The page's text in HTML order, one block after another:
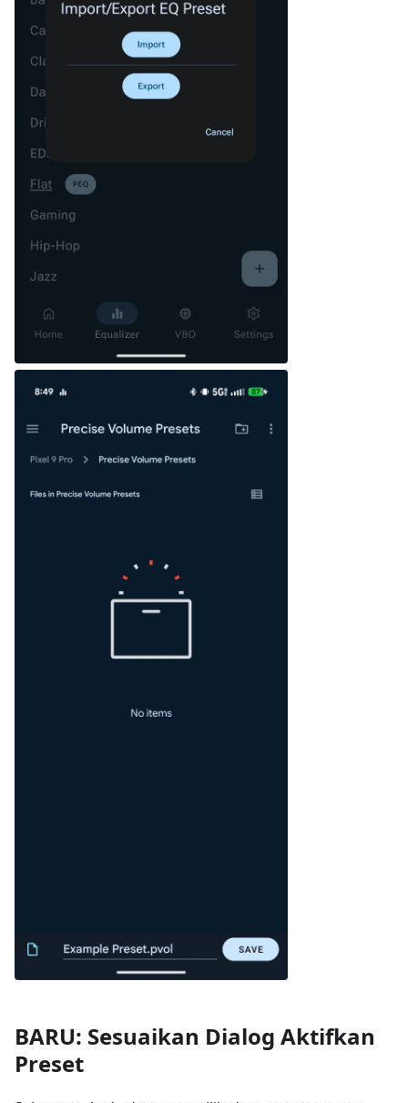
BARU: Sesuaikan Dialog Aktifkan
Preset